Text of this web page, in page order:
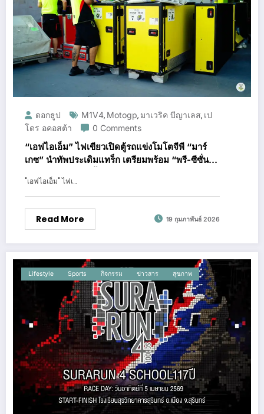
ดอกธูป M1V4, Motogp, มาเวริค บีญาเลส, เป
โดร อคอสต้า
0 Comments
“เอฟไอเอ็ม” ไฟเขียวเปิดตู้รถแข่งโมโตจีพี “มาร์
เกซ” นำทัพประเดิมแทร็ก เตรียมพร้อม “พรี-ซีซั่น
"เอฟไอเอ็ม" ไฟเ…
Read More 19 กุมภาพันธ์ 2026
Lifestyle Sports กิจกรรม ข่าวสาร สุขภาพ